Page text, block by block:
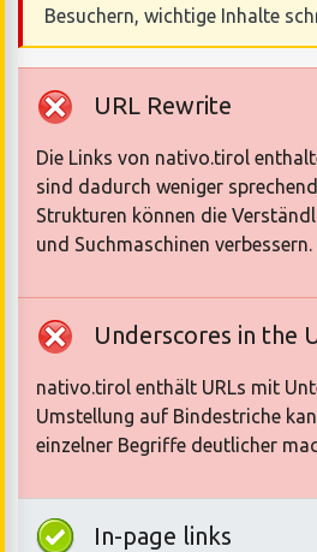
Besuchern, wichtige Inhalte
URL Rewrite
Die Links von nativo.tirol
sind dadurch weniger
Strukturen können die
und Suchmaschinen verbessern.
Underscores in the
nativo.tirol enthält URLs mit
Umstellung auf Bindestriche
einzelner Begriffe deutlicher
In-page links